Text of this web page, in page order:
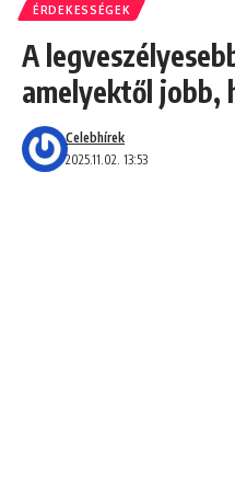
ÉRDEKESSÉGEK
A
amelyektől jobb,
2025.11.02. 13:53
Celebhírek